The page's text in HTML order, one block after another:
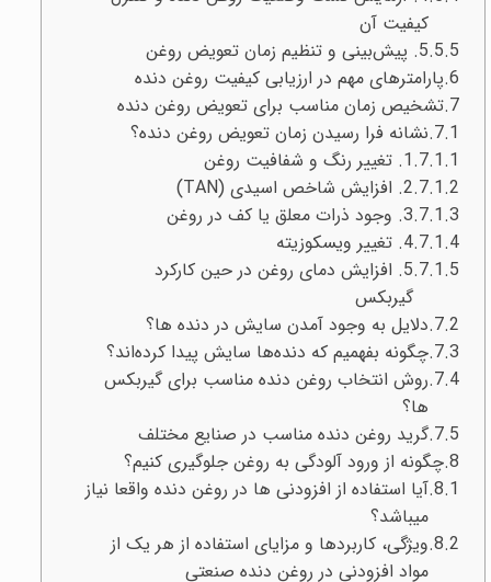
کیفیت آن
5. پیش‌بینی و تنظیم زمان تعویض روغن
پارامترهای مهم در ارزیابی کیفیت روغن دنده
تشخیص زمان مناسب برای تعویض روغن دنده
نشانه‌ فرا رسیدن زمان تعویض روغن دنده؟
1. تغییر رنگ و شفافیت روغن
2. افزایش شاخص اسیدی (TAN)
3. وجود ذرات معلق یا کف در روغن
4. تغییر ویسکوزیته
5. افزایش دمای روغن در حین کارکرد
گیربکس
دلایل به وجود آمدن سایش در دنده‌ ها؟
چگونه بفهمیم که دنده‌ها سایش پیدا کرده‌اند؟
روش انتخاب روغن دنده مناسب برای گیربکس
ها؟
گرید روغن‌ دنده مناسب در صنایع مختلف
چگونه از ورود آلودگی به روغن جلوگیری کنیم؟
آیا استفاده از افزودنی‌ ها در روغن دنده واقعا نیاز
میباشد؟
ویژگی، کاربردها و مزایای استفاده از هر یک از
مواد افزودنی در روغن دنده صنعتی